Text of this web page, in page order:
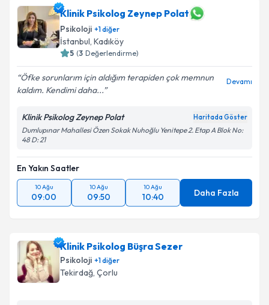
Klinik Psikolog Zeynep Polat
Psikoloji +1diğer
İstanbul, Kadıköy
5 (3 Değerlendirme)
Öfke sorunlarım için aldığım terapiden çok memnun
kaldım. Kendimi daha...
Devamı
Klinik Psikolog Zeynep Polat Haritada Göster
Dumlupınar Mahallesi Özen Sokak Nuhoğlu Yenitepe 2. Etap A Blok No:
48 D: 21
En Yakın Saatler
10 Ağu
09:00
10 Ağu
09:50
10 Ağu
10:40 Daha Fazla
Klinik Psikolog Büşra Sezer
Psikoloji +1diğer
Tekirdağ, Çorlu